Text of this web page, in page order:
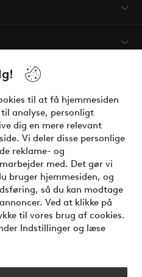
til at få hjemmesiden
analyse, personligt
dig en mere relevant
Vi deler disse personlige
reklame- og
med. Det gør vi
bruger hjemmesiden, og
så du kan modtage
Ved at klikke på
til vores brug af cookies.
Indstillinger og læse
nu eller del op
betalingsmuligheder?